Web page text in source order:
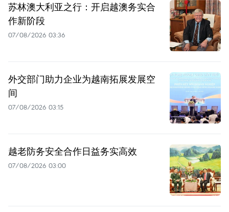
苏林澳大利亚之行：开启越澳务实合
作新阶段
07/08/2026 03:36
外交部门助力企业为越南拓展发展空
间
07/08/2026 03:15
越老防务安全合作日益务实高效
07/08/2026 03:00